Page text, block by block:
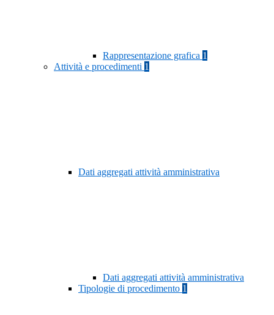
Rappresentazione grafica 1
Attività e procedimenti 1
Dati aggregati attività amministrativa
Dati aggregati attività amministrativa
Tipologie di procedimento 1